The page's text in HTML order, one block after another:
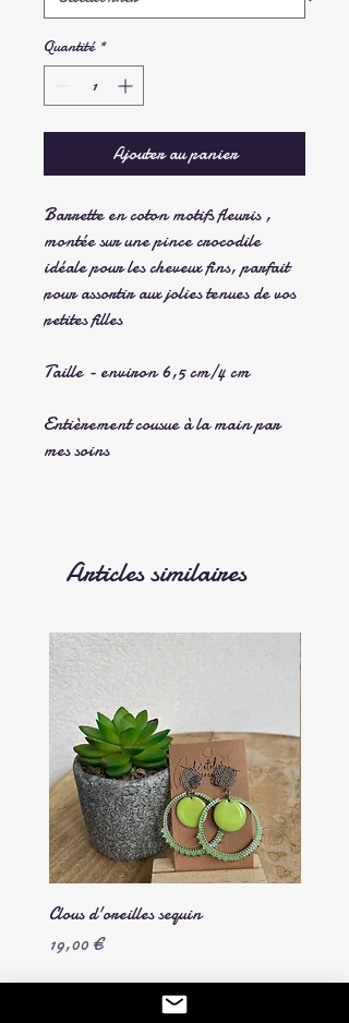
Quantité *
Ajouter au panier
Barrette en coton motifs fleuris ,
montée sur une pince crocodile
idéale pour les cheveux fins, parfait
pour assortir aux jolies tenues de vos
petites filles
Taille - environ 6,5 cm/4 cm
Entièrement cousue à la main par
mes soins
Articles similaires
Clous d'oreilles sequin
Prix
19,00 €